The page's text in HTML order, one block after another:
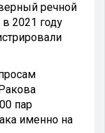
речной
2021 году
пар
именно на